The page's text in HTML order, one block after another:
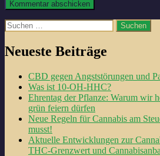
Suche
nach:
Neueste Beiträge
CBD gegen Angststörungen und
Was ist 10-OH-HHC?
Ehrentag der Pflanze: Warum wir
grün feiern dürfen
Neue Regeln für Cannabis am
musst!
Aktuelle Entwicklungen zur
THC-Grenzwert und